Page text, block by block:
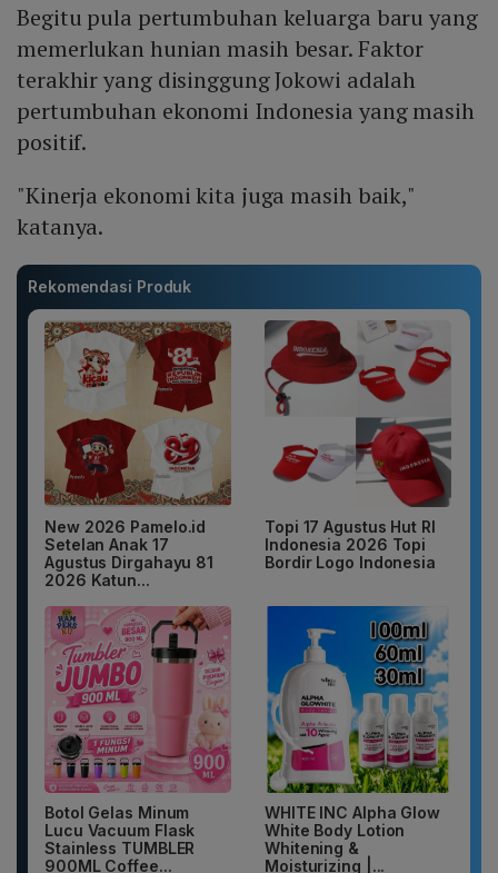
Begitu pula pertumbuhan keluarga baru yang
memerlukan hunian masih besar. Faktor
terakhir yang disinggung Jokowi adalah
pertumbuhan ekonomi Indonesia yang masih
positif.
"Kinerja ekonomi kita juga masih baik,"
katanya.
Rekomendasi Produk
New 2026 Pamelo.id
Setelan Anak 17
Agustus Dirgahayu 81
2026 Katun...
Topi 17 Agustus Hut RI
Indonesia 2026 Topi
Bordir Logo Indonesia
Botol Gelas Minum
Lucu Vacuum Flask
Stainless TUMBLER
900ML Coffee...
WHITE INC Alpha Glow
White Body Lotion
Whitening &
Moisturizing |...